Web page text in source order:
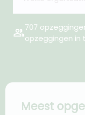
group707
opzeggingen in
Meest